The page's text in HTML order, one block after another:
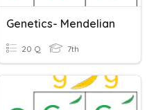
Genetics- Mendelian
20 Q 7th